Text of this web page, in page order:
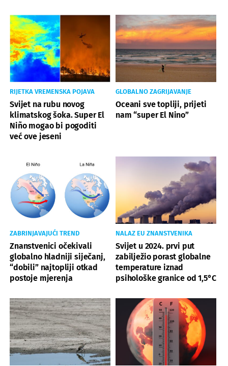
RIJETKA VREMENSKA POJAVA
Svijet na rubu novog
klimatskog šoka. Super El
Niño mogao bi pogoditi
već ove jeseni
GLOBALNO ZAGRIJAVANJE
Oceani sve topliji, prijeti
nam “super El Nino”
ZABRINJAVAJUĆI TREND
Znanstvenici očekivali
globalno hladniji siječanj,
“dobili” najtopliji otkad
postoje mjerenja
NALAZ EU ZNANSTVENIKA
Svijet u 2024. prvi put
zabilježio porast globalne
temperature iznad
psihološke granice od 1,5°C